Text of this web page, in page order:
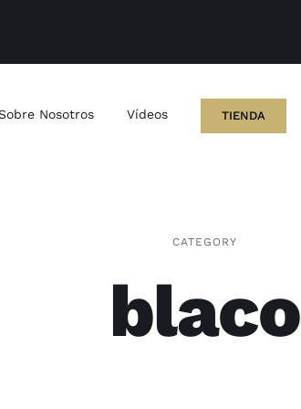
Nosotros Vídeos TIENDA
CATEGORY
blaco